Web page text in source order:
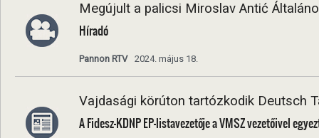
Megújult a palicsi Miroslav Antić
Híradó
Pannon RTV 2024. május 18.
Vajdasági körúton tartózkodik Deutsch
A Fidesz-KDNP EP-listavezetője a VMSZ vezetőivel